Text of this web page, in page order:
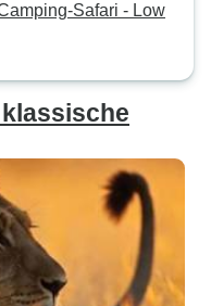
Safari - Low